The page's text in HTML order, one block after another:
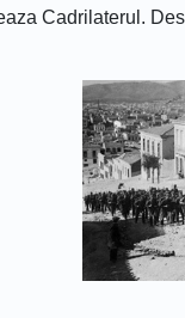
Cadrilaterul.